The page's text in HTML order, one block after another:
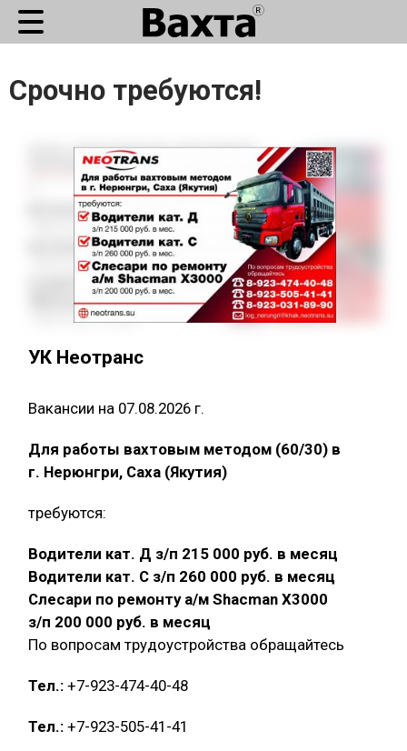
Срочно требуются!
УК Неотранс
Вакансии на 07.08.2026 г.
Для работы вахтовым методом (60/30) в
г. Нерюнгри, Саха (Якутия)
требуются:
Водители кат. Д з/п 215 000 руб. в месяц
Водители кат. С з/п 260 000 руб. в месяц
Слесари по ремонту а/м Shacman X3000
з/п 200 000 руб. в месяц
По вопросам трудоустройства обращайтесь
Тел.: +7-923-474-40-48
Тел.: +7-923-505-41-41